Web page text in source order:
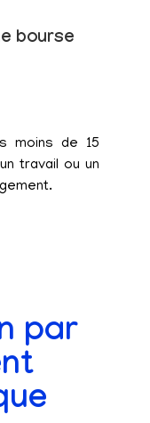
bourse
moins de 15
travail ou un
par